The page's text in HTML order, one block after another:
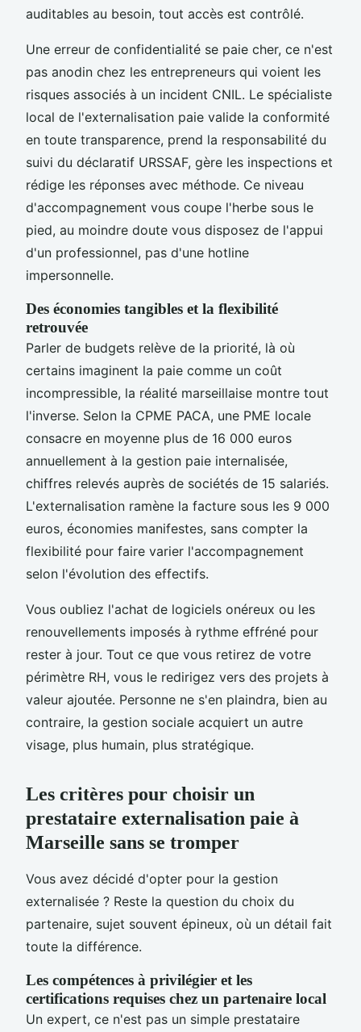
auditables au besoin, tout accès est contrôlé.
Une erreur de confidentialité se paie cher, ce n'est
pas anodin chez les entrepreneurs qui voient les
risques associés à un incident CNIL. Le spécialiste
local de l'externalisation paie valide la conformité
en toute transparence, prend la responsabilité du
suivi du déclaratif URSSAF, gère les inspections et
rédige les réponses avec méthode. Ce niveau
d'accompagnement vous coupe l'herbe sous le
pied, au moindre doute vous disposez de l'appui
d'un professionnel, pas d'une hotline
impersonnelle.
Des économies tangibles et la flexibilité
retrouvée
Parler de budgets relève de la priorité, là où
certains imaginent la paie comme un coût
incompressible, la réalité marseillaise montre tout
l'inverse. Selon la CPME PACA, une PME locale
consacre en moyenne plus de 16 000 euros
annuellement à la gestion paie internalisée,
chiffres relevés auprès de sociétés de 15 salariés.
L'externalisation ramène la facture sous les 9 000
euros, économies manifestes, sans compter la
flexibilité pour faire varier l'accompagnement
selon l'évolution des effectifs.
Vous oubliez l'achat de logiciels onéreux ou les
renouvellements imposés à rythme effréné pour
rester à jour. Tout ce que vous retirez de votre
périmètre RH, vous le redirigez vers des projets à
valeur ajoutée. Personne ne s'en plaindra, bien au
contraire, la gestion sociale acquiert un autre
visage, plus humain, plus stratégique.
Les critères pour choisir un
prestataire externalisation paie à
Marseille sans se tromper
Vous avez décidé d'opter pour la gestion
externalisée ? Reste la question du choix du
partenaire, sujet souvent épineux, où un détail fait
toute la différence.
Les compétences à privilégier et les
certifications requises chez un partenaire local
Un expert, ce n'est pas un simple prestataire